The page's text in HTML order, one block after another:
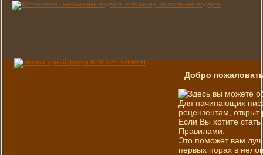
Добро
Здесь вы можете
Для начинающих
рецензентам, открыт
Если Вы хотите
Правилами.
Это поможет вам
первых порах в